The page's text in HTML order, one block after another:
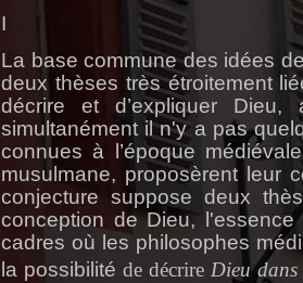
I
La base commune des idées
deux thèses très étroitement
décrire et d’expliquer
simultanément il n'y a pas
connues à l’époque
musulmane, proposèrent leur
conjecture suppose deux
conception de Dieu,
cadres où les philosophes
la possibilitéde décrireDieu